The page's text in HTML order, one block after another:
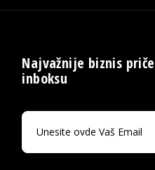
Najvažnije biznis
inboksu